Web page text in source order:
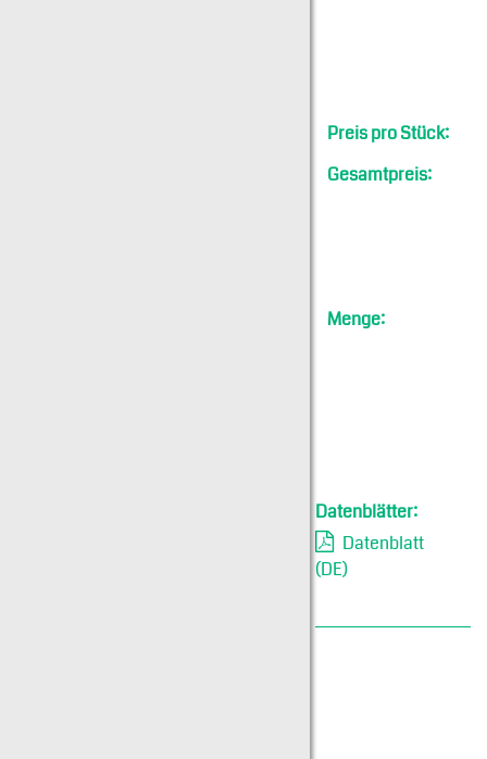
Preis pro Stück:
Gesamtpreis:
Menge:
Datenblätter:
Datenblatt
(DE)